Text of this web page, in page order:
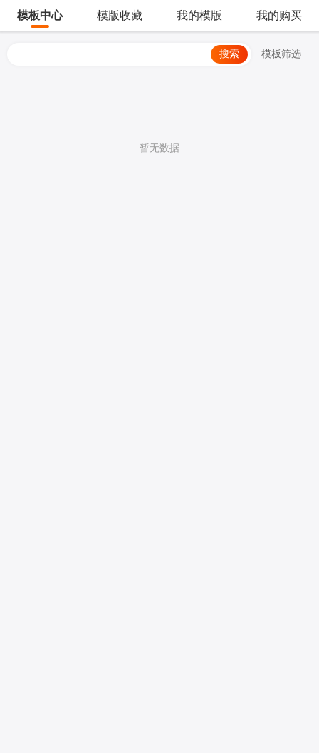
模板中心 模版收藏 我的模版 我的购买
搜索 模板筛选
暂无数据